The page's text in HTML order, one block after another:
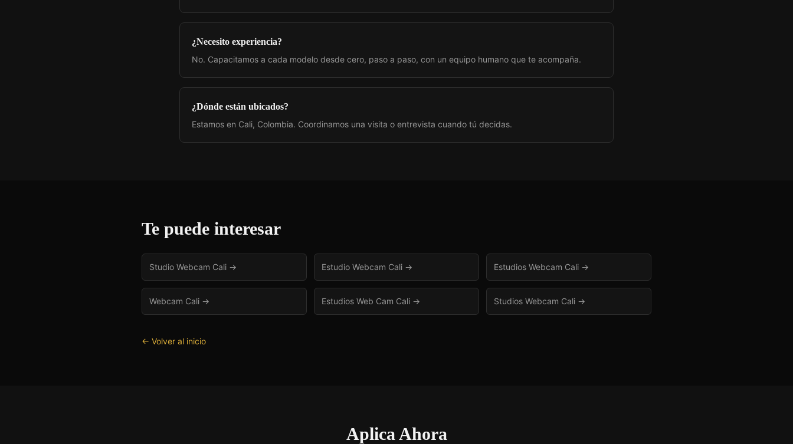
¿Necesito experiencia?
No. Capacitamos a cada modelo desde cero, paso a paso, con un equipo humano que te acompaña.
¿Dónde están ubicados?
Estamos en Cali, Colombia. Coordinamos una visita o entrevista cuando tú decidas.
Te puede interesar
Studio Webcam Cali → Estudio Webcam Cali → Estudios Webcam Cali →
Webcam Cali → Estudios Web Cam Cali → Studios Webcam Cali →
← Volver al inicio
Aplica Ahora